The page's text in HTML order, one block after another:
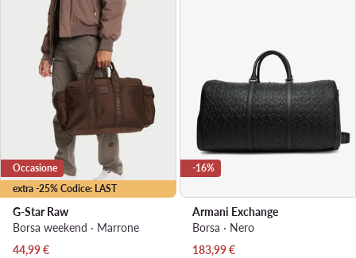
extra -25% Codice: LAST
Occasione
G-Star Raw
Borsa weekend · Marrone
Prezzo attuale
44,99€
-16%
Armani Exchange
Borsa · Nero
Prezzo attuale
183,99€